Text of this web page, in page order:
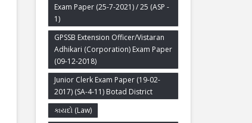
Exam Paper (25-7-2021) / 25 (ASP -
1)
GPSSB Extension Officer/Vistaran
Adhikari (Corporation) Exam Paper
(09-12-2018)
Junior Clerk Exam Paper (19-02-
2017) (SA-4-11) Botad District
કાયદો (Law)